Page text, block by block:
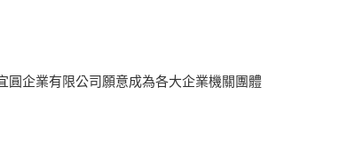
圓企業有限公司願意成為各大企業機關團體